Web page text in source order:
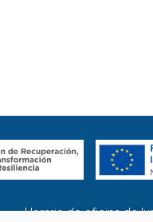
Horario de oficina de